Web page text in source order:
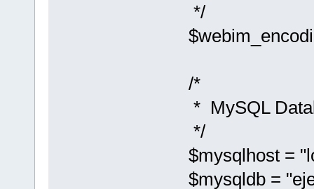
*/
/*
* MySQL
*/
$mysqlhost =
$mysqldb =